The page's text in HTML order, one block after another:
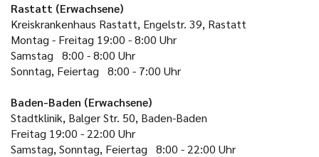
Rastatt (Erwachsene)
Kreiskrankenhaus Rastatt, Engelstr. 39, Rastatt
Montag - Freitag 19:00 - 8:00 Uhr
Samstag
8:00 - 8:00 Uhr
Sonntag, Feiertag
8:00 - 7:00 Uhr
Baden-Baden (Erwachsene)
Stadtklinik, Balger Str. 50, Baden-Baden
Freitag 19:00 - 22:00 Uhr
Samstag, Sonntag, Feiertag
8:00 - 22:00 Uhr